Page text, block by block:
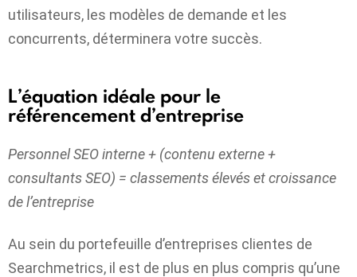
utilisateurs, les modèles de demande et les
concurrents, déterminera votre succès.
L’équation idéale pour le
référencement d’entreprise
Personnel SEO interne + (contenu externe +
consultants SEO) = classements élevés et croissance
de l’entreprise
Au sein du portefeuille d’entreprises clientes de
Searchmetrics, il est de plus en plus compris qu’une